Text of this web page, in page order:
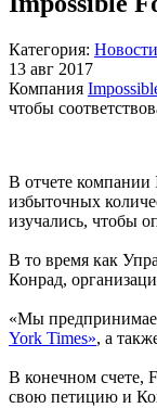
Категория: Новости
13 авг 2017
Компания
чтобы
В отчете компании
избыточных
изучались, чтобы
В то время как
Конрад,
«Мы
York Times», а
В конечном счете,
свою петицию и